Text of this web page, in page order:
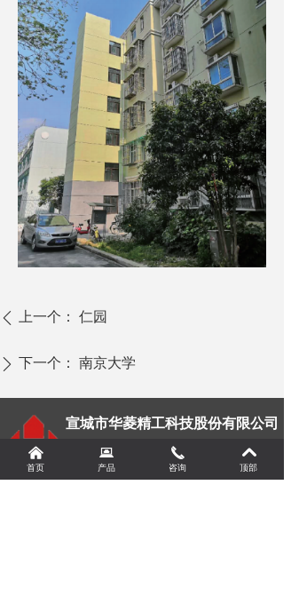
LOYAL PARTNER!
낙 加入购物车
ꄴ 上一个： 仁园
ꄲ 下一个： 南京大学
宣城市华菱精工科技股份有限公司
XUANCHENG VALIN PRECISION
TECHNOLOGY CO.,LTD.
낀
首页
뀵
产品
끅
咨询
낓
顶部